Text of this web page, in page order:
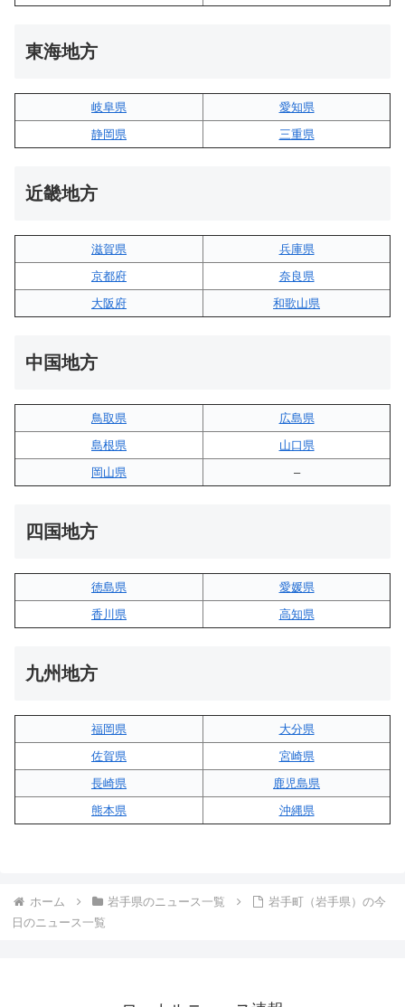
東海地方
岐阜県
愛知県
静岡県
三重県
近畿地方
滋賀県
兵庫県
京都府
奈良県
大阪府
和歌山県
中国地方
鳥取県
広島県
島根県
山口県
岡山県
–
四国地方
徳島県
愛媛県
香川県
高知県
九州地方
福岡県
大分県
佐賀県
宮崎県
長崎県
鹿児島県
熊本県
沖縄県
ホーム 岩手県のニュース一覧
岩手町（岩手県）の今
日のニュース一覧